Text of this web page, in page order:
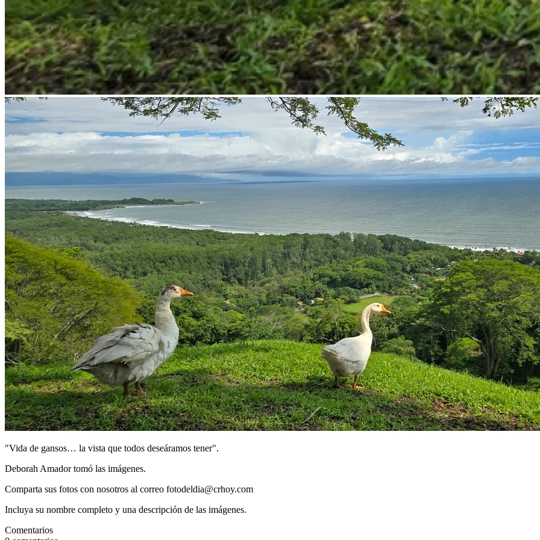
"Vida de gansos… la vista que todos deseáramos tener".
Deborah Amador tomó las imágenes.
Comparta sus fotos con nosotros al correo fotodeldia@crhoy.com
Incluya su nombre completo y una descripción de las imágenes.
Comentarios